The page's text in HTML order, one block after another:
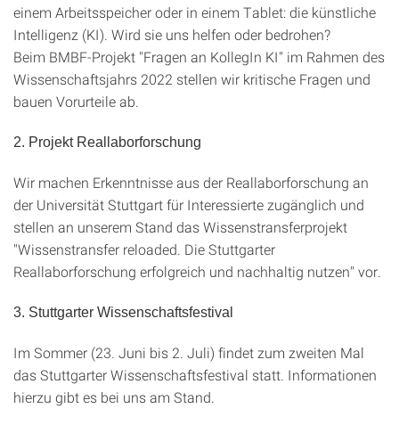
einem Arbeitsspeicher oder in einem Tablet: die künstliche
Intelligenz (KI). Wird sie uns helfen oder bedrohen?
Beim BMBF-Projekt "Fragen an KollegIn KI" im Rahmen des
Wissenschaftsjahrs 2022 stellen wir kritische Fragen und
bauen Vorurteile ab.
2. Projekt Reallaborforschung
Wir machen Erkenntnisse aus der Reallaborforschung an
der Universität Stuttgart für Interessierte zugänglich und
stellen an unserem Stand das Wissenstransferprojekt
"Wissenstransfer reloaded. Die Stuttgarter
Reallaborforschung erfolgreich und nachhaltig nutzen" vor.
3. Stuttgarter Wissenschaftsfestival
Im Sommer (23. Juni bis 2. Juli) findet zum zweiten Mal
das Stuttgarter Wissenschaftsfestival statt. Informationen
hierzu gibt es bei uns am Stand.